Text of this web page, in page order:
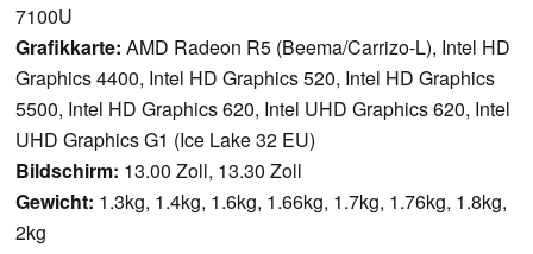
7100U
Grafikkarte: AMD Radeon R5 (Beema/Carrizo-L), Intel HD
Graphics 4400, Intel HD Graphics 520, Intel HD Graphics
5500, Intel HD Graphics 620, Intel UHD Graphics 620, Intel
UHD Graphics G1 (Ice Lake 32 EU)
Bildschirm: 13.00 Zoll, 13.30 Zoll
Gewicht: 1.3kg, 1.4kg, 1.6kg, 1.66kg, 1.7kg, 1.76kg, 1.8kg,
2kg